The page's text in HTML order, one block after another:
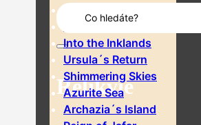
Search
...
Relikvie
Rise of the Floodborn
Into the Inklands
Ursula´s Return
Shimmering Skies
Azurite Sea
Archazia´s Island